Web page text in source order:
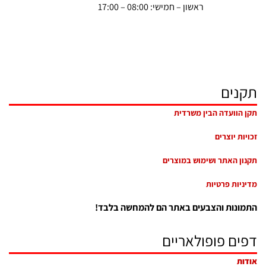
ראשון – חמישי: 08:00 – 17:00
תקנים
תקן הוועדה הבין משרדית
זכויות יוצרים
תקנון האתר ושימוש במוצרים
מדיניות פרטיות
התמונות והצבעים באתר הם להמחשה בלבד!
דפים פופולאריים
אודות